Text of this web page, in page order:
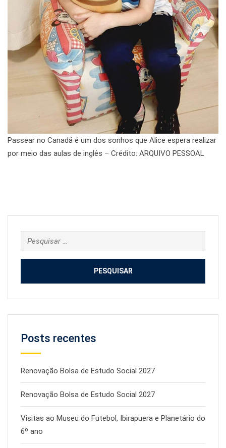
Passear no Canadá é um dos sonhos que Alice espera realizar
por meio das aulas de inglês – Crédito: ARQUIVO PESSOAL
Pesquisar
por:
Posts recentes
Renovação Bolsa de Estudo Social 2027
Renovação Bolsa de Estudo Social 2027
Visitas ao Museu do Futebol, Ibirapuera e Planetário do
6º ano